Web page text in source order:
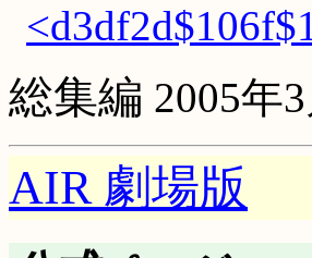
総集編 2005年
AIR 劇場版